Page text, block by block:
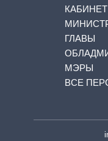
КАБИНЕТ
ГЛАВЫ
МЭРЫ
ВСЕ